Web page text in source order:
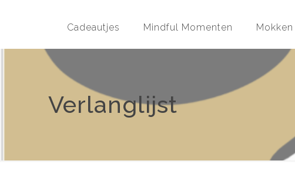
Cadeautjes Mindful Momenten Mokken
Verlanglijst